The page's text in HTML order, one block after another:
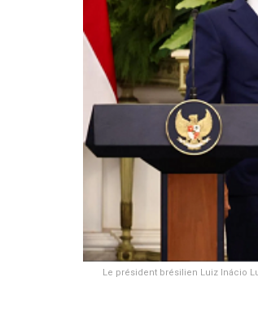
Le président brésilien Luiz Inácio